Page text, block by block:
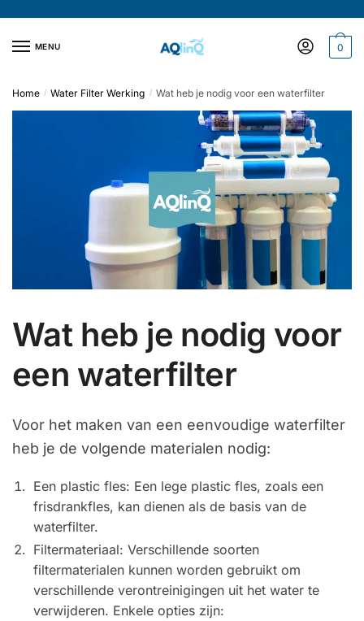
navigatie
inhoudMENU 0
Home / Water Filter Werking / Wat heb je nodig voor een waterfilter
Wat heb je nodig voor
een waterfilter
Voor het maken van een eenvoudige waterfilter
heb je de volgende materialen nodig:
Een plastic fles: Een lege plastic fles, zoals een
frisdrankfles, kan dienen als de basis van de
waterfilter.
Filtermateriaal: Verschillende soorten
filtermaterialen kunnen worden gebruikt om
verschillende verontreinigingen uit het water te
verwijderen. Enkele opties zijn: